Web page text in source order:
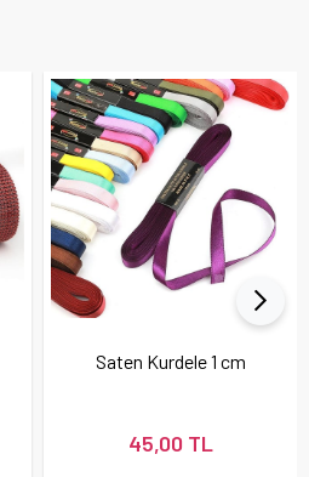
Saten Kurdele 1 cm
45,00 TL